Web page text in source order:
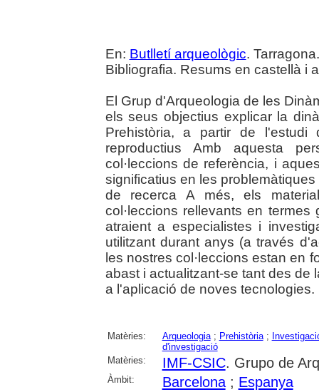
En: Butlletí arqueològic.
Bibliografia. Resums en castellà i
El Grup d'Arqueologia de les
els seus objectius explicar la
Prehistòria, a partir de l'estudi
reproductius Amb aquesta
col·leccions de referència, i
significatius en les
de recerca A més, els
col·leccions rellevants en
atraient a especialistes i
utilitzant durant anys (a través
les nostres col·leccions estan en
abast i actualitzant-se tant des de
a l'aplicació de noves tecnologies.
Matèries: Arqueologia; Prehistòria;
d'investigació
Matèries:
IMF-CSIC. Grupo de
Àmbit: Barcelona; Espanya